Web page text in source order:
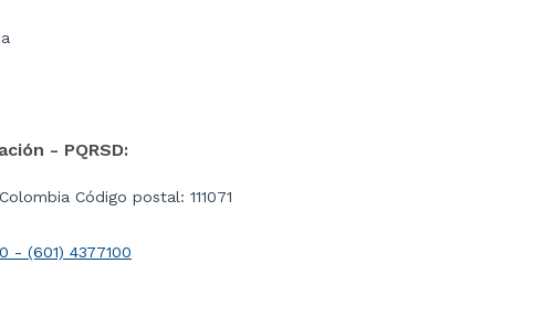
- PQRSD:
Código postal: 111071
- (601) 4377100